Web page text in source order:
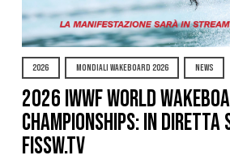
2026 MONDIALI WAKEBOARD 2026 NEWS
2026 IWWF WORLD
CHAMPIONSHIPS: IN DIRETTA
FISSW.TV